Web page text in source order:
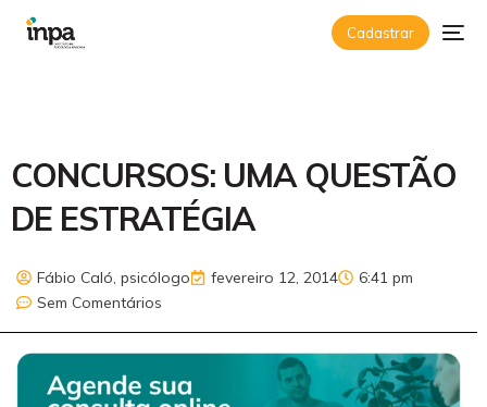
Cadastrar
CONCURSOS: UMA QUESTÃO
DE ESTRATÉGIA
Fábio Caló, psicólogo fevereiro 12, 2014
6:41 pm
Sem Comentários